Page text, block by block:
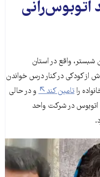
۱۳۵۲ در شهرستان شبستر، واقع در استان
از کودکی در کنار درس خواندن
را تامین کند
و در حالی
اتوبوس در شرکت واحد